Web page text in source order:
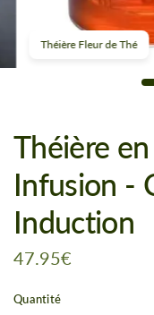
Théière Fleur de Thé
Théière
Infusion -
Induction
47.95€
Quantité